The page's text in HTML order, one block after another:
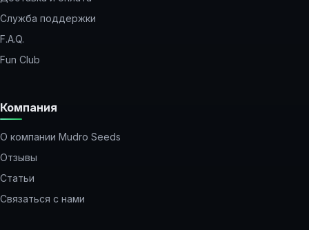
Служба поддержки
F.A.Q.
Fun Club
Компания
О компании Mudro Seeds
Отзывы
Статьи
Связаться с нами